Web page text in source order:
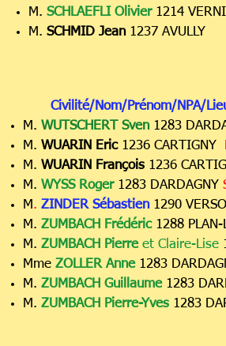
M. SCHLAEFLI Olivier 1214
M. SCHMID Jean 1237 AVULLY
Civilité/Nom/Prénom/NPA/
M. WUTSCHERT Sven 1283
M. WUARIN Eric 1236 CARTIGNY
M. WUARIN François 1236
M. WYSS Roger 1283 DARDAGNY
M. ZINDER Sébastien 1290
M. ZUMBACH Frédéric1288 PLAN-
M. ZUMBACH Pierreet Claire-Lise
Mme ZOLLER Anne 1283
M. ZUMBACH Guillaume 1283
M. ZUMBACH Pierre-Yves 1283